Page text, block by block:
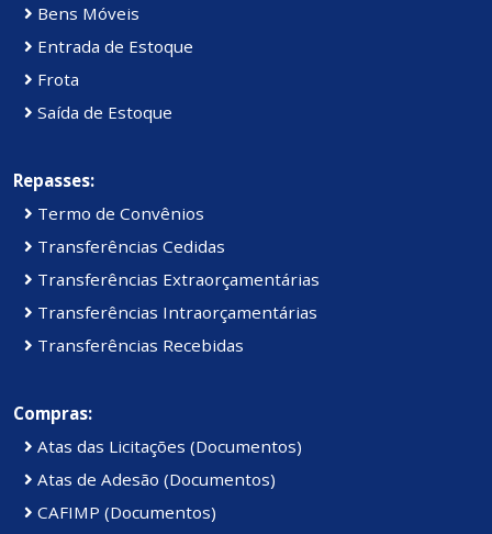
Bens Móveis
Entrada de Estoque
Frota
Saída de Estoque
Repasses:
Termo de Convênios
Transferências Cedidas
Transferências Extraorçamentárias
Transferências Intraorçamentárias
Transferências Recebidas
Compras:
Atas das Licitações (Documentos)
Atas de Adesão (Documentos)
CAFIMP (Documentos)